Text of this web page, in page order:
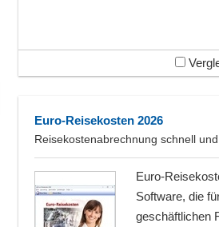
Euro-Reisekosten 2026
Reisekostenabrechnung schnell
Euro-
Software, die
geschäftlichen